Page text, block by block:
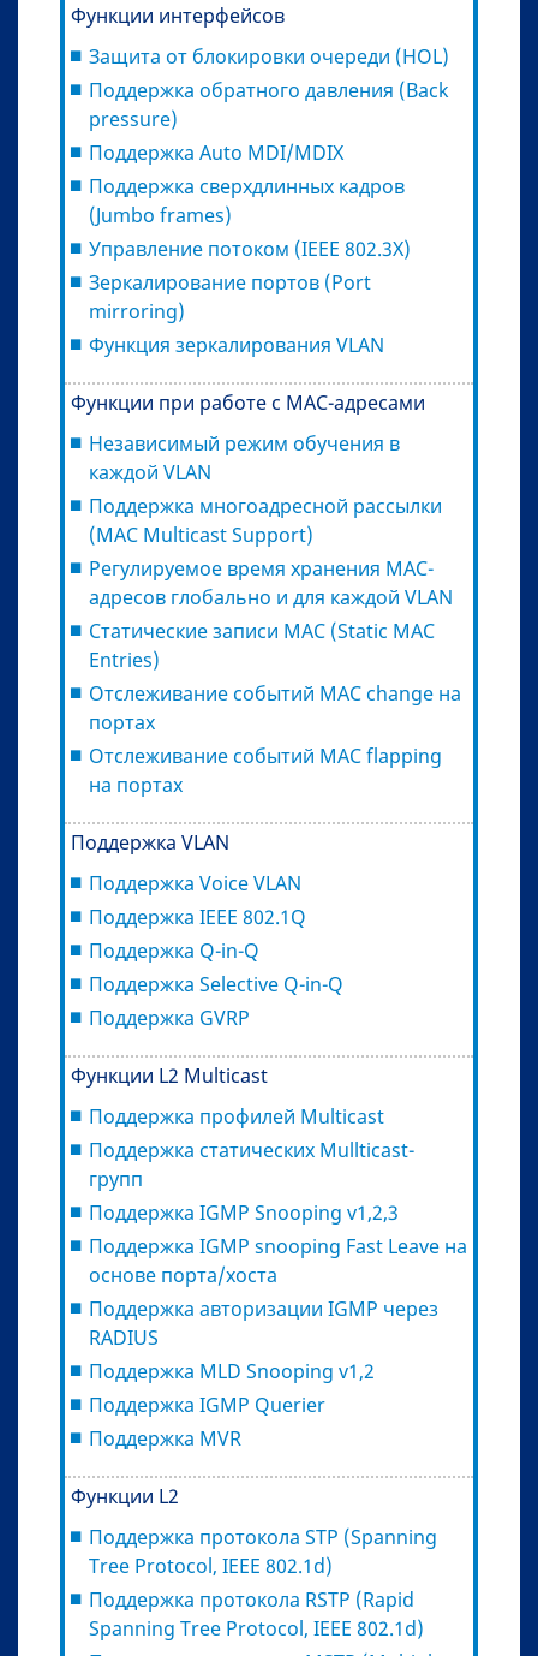
Функции интерфейсов
Защита от блокировки очереди (HOL)
Поддержка обратного давления (Back
pressure)
Поддержка Auto MDI/MDIX
Поддержка сверхдлинных кадров
(Jumbo frames)
Управление потоком (IEEE 802.3X)
Зеркалирование портов (Port
mirroring)
Функция зеркалирования VLAN
Функции при работе с МAC-адресами
Независимый режим обучения в
каждой VLAN
Поддержка многоадресной рассылки
(MAC Multicast Support)
Регулируемое время хранения MAC-
адресов глобально и для каждой VLAN
Статические записи MAC (Static MAC
Entries)
Отслеживание событий MAC change на
портах
Отслеживание событий MAC flapping
на портах
Поддержка VLAN
Поддержка Voice VLAN
Поддержка IEEE 802.1Q
Поддержка Q-in-Q
Поддержка Selective Q-in-Q
Поддержка GVRP
Функции L2 Multicast
Поддержка профилей Multicast
Поддержка статических Mullticast-
групп
Поддержка IGMP Snooping v1,2,3
Поддержка IGMP snooping Fast Leave на
основе порта/хоста
Поддержка авторизации IGMP через
RADIUS
Поддержка MLD Snooping v1,2
Поддержка IGMP Querier
Поддержка MVR
Функции L2
Поддержка протокола STP (Spanning
Tree Protocol, IEEE 802.1d)
Поддержка протокола RSTP (Rapid
Spanning Tree Protocol, IEEE 802.1d)